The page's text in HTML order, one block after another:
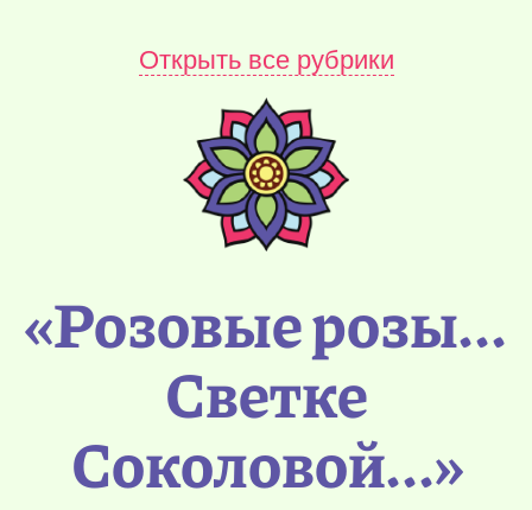
Открыть все рубрики
«Розовые розы...
Светке
Соколовой...»